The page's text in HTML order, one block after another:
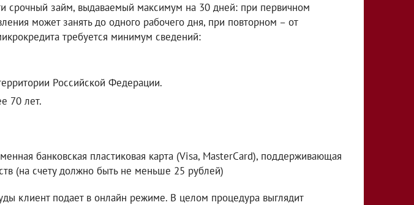
срочный займ, выдаваемый максимум на 30 дней: при первичном
может занять до одного рабочего дня, при повторном – от
требуется минимум сведений:
Российской Федерации.
70 лет.
банковская пластиковая карта (Visa, MasterCard), поддерживающая
(на счету должно быть не меньше 25 рублей)
клиент подает в онлайн режиме. В целом процедура выглядит